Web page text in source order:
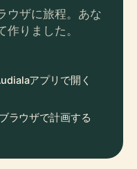
ウザに旅程。あな
りました。
アプリで開く
ブラウザで計画する